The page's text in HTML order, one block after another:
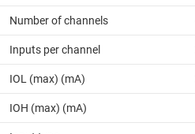
Number of channels
Inputs per channel
IOL (max) (mA)
IOH (max) (mA)